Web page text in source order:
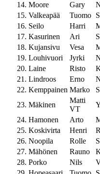
14. Moore Gary
15. Valkeapää Tuomo
16. Seilo Harri
17. Kasurinen Ari
18. Kujansivu Vesa
19. Louhivuori Jyrki
20. Laine Risto
21. Lindroos Erno
22. Kemppainen Marko
23. Mäkinen
Matti
VT
24. Hamonen Arto
25. Koskivirta Henri
26. Noopila Rolle
27. Mähönen Rauno
28. Porko Nils